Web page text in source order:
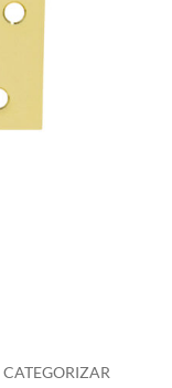
CATEGORIZAR